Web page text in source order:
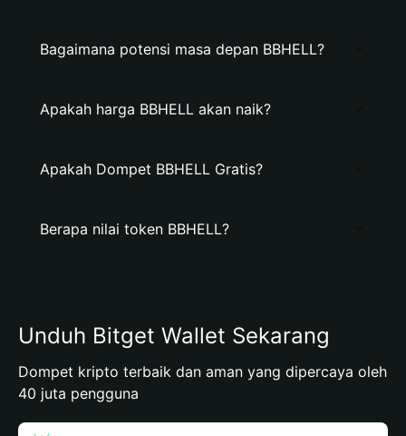
Bagaimana potensi masa depan BBHELL?
Apakah harga BBHELL akan naik?
Apakah Dompet BBHELL Gratis?
Berapa nilai token BBHELL?
Unduh Bitget Wallet Sekarang
Dompet kripto terbaik dan aman yang dipercaya oleh
40 juta pengguna